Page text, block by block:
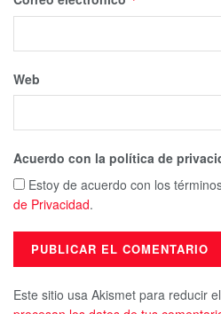
Web
Acuerdo con la política de
Estoy de acuerdo con los
de Privacidad.
Este sitio usa Akismet para reducir